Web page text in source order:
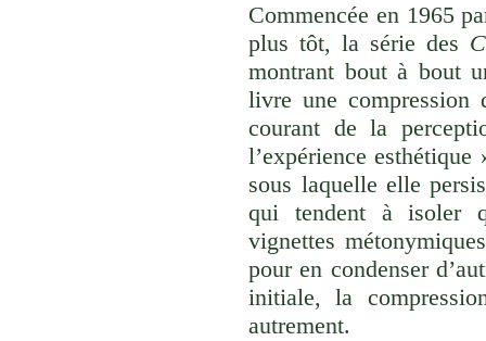
Commencée en 1965
plus tôt, la série des
montrant bout à bout
livre une compression
courant de la
l’expérience
sous laquelle elle
qui tendent à isoler
vignettes
pour en condenser
initiale, la
autrement.